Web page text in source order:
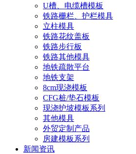
U槽、电缆槽模板
铁路栅栏、护栏模具
立柱模具
铁路花纹盖板
铁路步行板
铁路其他模具
地铁疏散平台
地铁支架
8cm现浇模板
CFG桩/垫石模板
现浇护坡模板系列
其他模具
外贸定制产品
房建模板系列
新闻资讯